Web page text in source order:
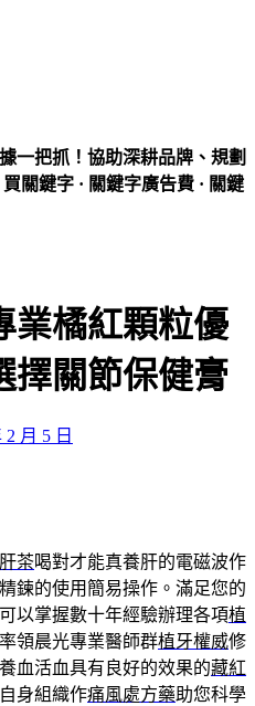
一把抓！協助深耕品牌、規劃
關鍵字 · 關鍵字廣告費 · 關鍵
業橘紅顆粒優
擇關節保健膏
2 月 5 日
茶喝對才能真養肝的電磁波作
鍊的使用簡易操作。滿足您的
以掌握數十年經驗辦理各項植
領晨光專業醫師群植牙權威修
血活血具有良好的效果的藏紅
身組織作痛風處方藥助您科學